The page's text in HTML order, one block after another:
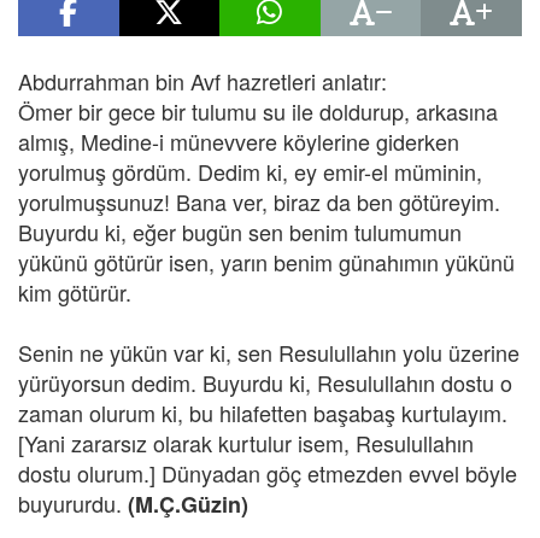
Abdurrahman bin Avf hazretleri anlatır:
Ömer bir gece bir tulumu su ile doldurup, arkasına
almış, Medine-i münevvere köylerine giderken
yorulmuş gördüm. Dedim ki, ey emir-el müminin,
yorulmuşsunuz! Bana ver, biraz da ben götüreyim.
Buyurdu ki, eğer bugün sen benim tulumumun
yükünü götürür isen, yarın benim günahımın yükünü
kim götürür.
Senin ne yükün var ki, sen Resulullahın yolu üzerine
yürüyorsun dedim. Buyurdu ki, Resulullahın dostu o
zaman olurum ki, bu hilafetten başabaş kurtulayım.
[Yani zararsız olarak kurtulur isem, Resulullahın
dostu olurum.] Dünyadan göç etmezden evvel böyle
buyururdu. (M.Ç.Güzin)